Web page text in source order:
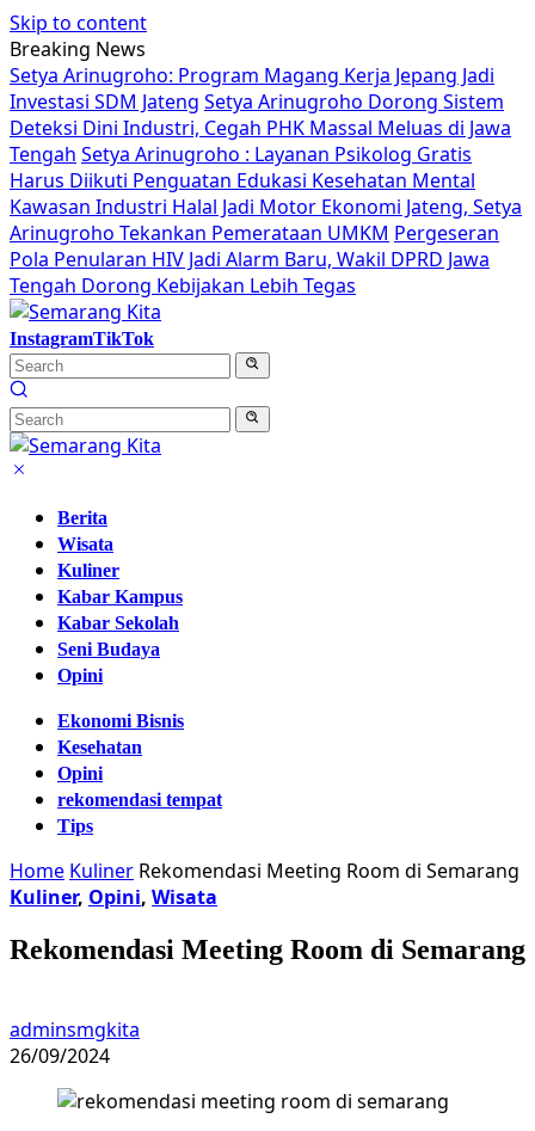
Skip to content
Breaking News
Setya Arinugroho: Program Magang Kerja Jepang Jadi
Investasi SDM Jateng Setya Arinugroho Dorong Sistem
Deteksi Dini Industri, Cegah PHK Massal Meluas di Jawa
Tengah Setya Arinugroho : Layanan Psikolog Gratis
Harus Diikuti Penguatan Edukasi Kesehatan Mental
Kawasan Industri Halal Jadi Motor Ekonomi Jateng, Setya
Arinugroho Tekankan Pemerataan UMKM Pergeseran
Pola Penularan HIV Jadi Alarm Baru, Wakil DPRD Jawa
Tengah Dorong Kebijakan Lebih Tegas
InstagramTikTok
Berita
Wisata
Kuliner
Kabar Kampus
Kabar Sekolah
Seni Budaya
Opini
Ekonomi Bisnis
Kesehatan
Opini
rekomendasi tempat
Tips
Home Kuliner Rekomendasi Meeting Room di Semarang
Kuliner, Opini, Wisata
Rekomendasi Meeting Room di Semarang
adminsmgkita
26/09/2024